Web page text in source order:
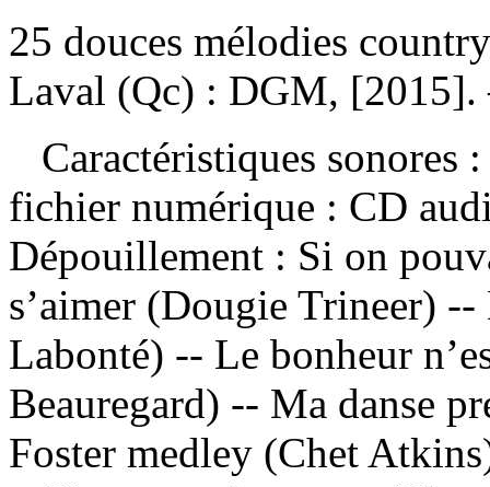
25 douces mélodies
Laval (Qc) : DGM,
Caractéristiques sonores
fichier numérique : CD
Dépouillement : Si on
s’aimer (Dougie Trineer)
Labonté) -- Le bonheur
Beauregard) -- Ma danse
Foster medley (Chet